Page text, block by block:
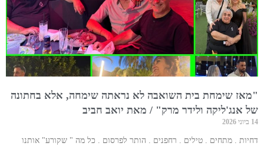
"מאז שימחת בית השואבה לא נראתה שימחה, אלא בחתונה
של אנג'ליקה ולידר מרק" / מאת יואב חביב
14 ביוני 2026
דחיות . מתחים . טילים . רחפנים . הותר לפרסום . כל מה " שקורע" אותנו